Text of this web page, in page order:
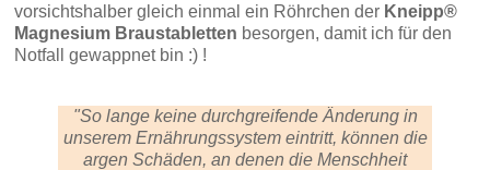
vorsichtshalber gleich einmal ein Röhrchen der Kneipp®
Magnesium Braustabletten besorgen, damit ich für den
Notfall gewappnet bin :) !
"So lange keine durchgreifende Änderung in
unserem Ernährungssystem eintritt, können die
argen Schäden, an denen die Menschheit